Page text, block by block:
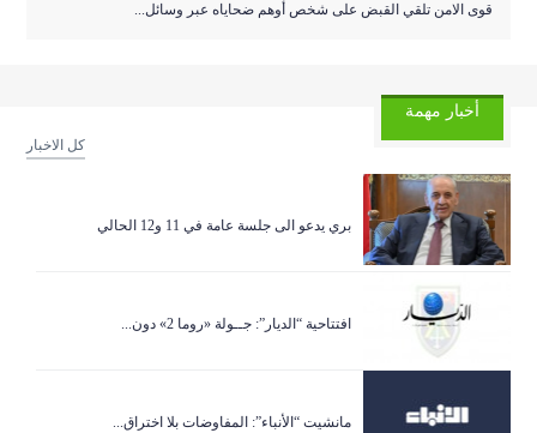
قوى الامن تلقي القبض على شخص أوهم ضحاياه عبر وسائل...
أخبار مهمة
كل الاخبار
بري يدعو الى جلسة عامة في 11 و12 الحالي
افتتاحية “الديار”: جــولة «روما 2» دون...
مانشيت “الأنباء”: المفاوضات بلا اختراق...